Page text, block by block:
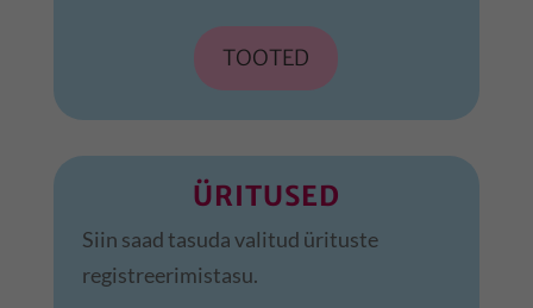
TOOTED
ÜRITUSED
Siin saad tasuda valitud ürituste
registreerimistasu.